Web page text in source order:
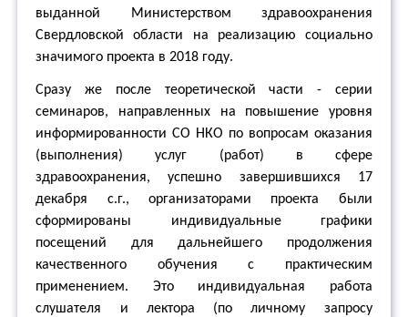
выданной Министерством здравоохранения
Свердловской области на реализацию социально
значимого проекта в 2018 году.
Сразу же после теоретической части - серии
семинаров, направленных на повышение уровня
информированности СО НКО по вопросам оказания
(выполнения) услуг (работ) в сфере
здравоохранения, успешно завершившихся 17
декабря с.г., организаторами проекта были
сформированы индивидуальные графики
посещений для дальнейшего продолжения
качественного обучения с практическим
применением. Это индивидуальная работа
слушателя и лектора (по личному запросу